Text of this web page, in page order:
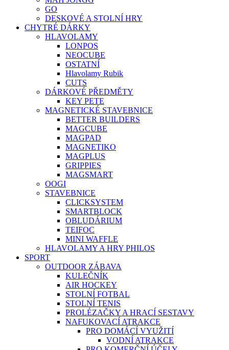
GO
DESKOVÉ A STOLNÍ HRY
CHYTRÉ DÁRKY
HLAVOLAMY
LONPOS
NEOCUBE
OSTATNÍ
Hlavolamy Rubik
CUTS
DÁRKOVÉ PŘEDMĚTY
KEY PETE
MAGNETICKÉ STAVEBNICE
BETTER BUILDERS
MAGCUBE
MAGPAD
MAGNETIKO
MAGPLUS
GRIPPIES
MAGSMART
OOGI
STAVEBNICE
CLICKSYSTEM
SMARTBLOCK
OBLUDÁRIUM
TEIFOC
MINI WAFFLE
HLAVOLAMY A HRY PHILOS
SPORT
OUTDOOR ZÁBAVA
KULEČNÍK
AIR HOCKEY
STOLNÍ FOTBAL
STOLNÍ TENIS
PROLÉZAČKY A HRACÍ SESTAVY
NAFUKOVACÍ ATRAKCE
PRO DOMÁCÍ VYUŽITÍ
VODNÍ ATRAKCE